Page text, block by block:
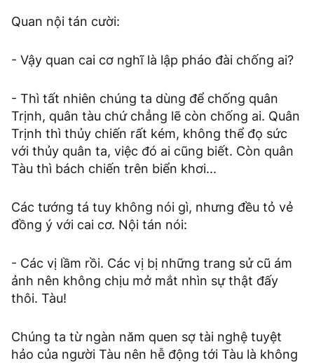
Quan nội tán cười:
- Vậy quan cai cơ nghĩ là lập pháo đài chống ai?
- Thì tất nhiên chúng ta dùng để chống quân
Trịnh, quân tàu chứ chẳng lẽ còn chống ai. Quân
Trịnh thì thủy chiến rất kém, không thể đọ sức
với thủy quân ta, việc đó ai cũng biết. Còn quân
Tàu thì bách chiến trên biển khơi...
Các tướng tá tuy không nói gì, nhưng đều tỏ vẻ
đồng ý với cai cơ. Nội tán nói:
- Các vị lầm rồi. Các vị bị những trang sử cũ ám
ảnh nên không chịu mở mắt nhìn sự thật đấy
thôi. Tàu!
Chúng ta từ ngàn năm quen sợ tài nghệ tuyệt
hảo của người Tàu nên hễ động tới Tàu là không